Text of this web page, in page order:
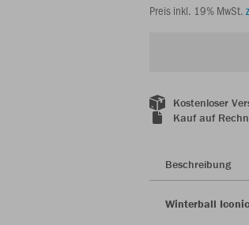
Preis inkl. 19% MwSt.
Kostenloser
Kauf auf
Beschreibung
Winterball